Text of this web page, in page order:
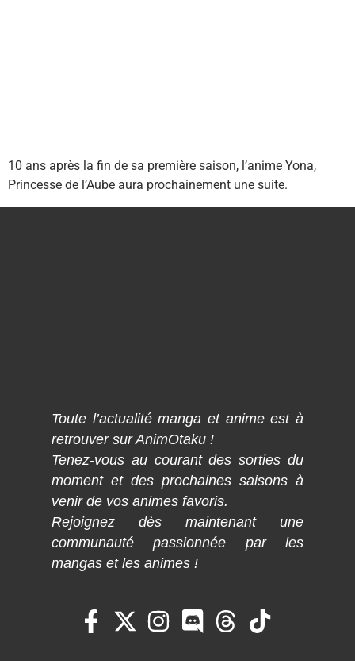
10 ans après la fin de sa première saison, l’anime Yona,
Princesse de l’Aube aura prochainement une suite.
Toute l’actualité manga et anime est à
retrouver sur AnimOtaku !
Tenez-vous au courant des sorties du
moment et des prochaines saisons à
venir de vos animes favoris.
Rejoignez dès maintenant une
communauté passionnée par les
mangas et les animes !